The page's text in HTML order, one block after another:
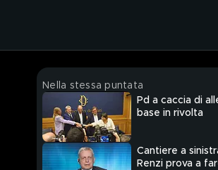
Nella stessa puntata
Pd a caccia di
base in rivolta
Cantiere a
Renzi prova a